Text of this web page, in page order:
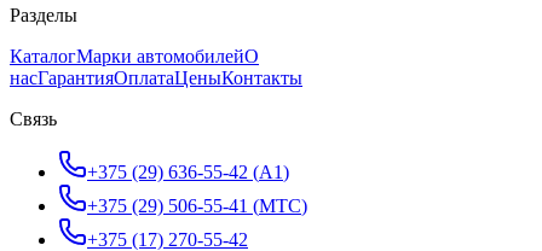
Разделы
КаталогМарки автомобилейО
насГарантияОплатаЦеныКонтакты
Связь
+375 (29) 636-55-42 (A1)
+375 (29) 506-55-41 (МТС)
+375 (17) 270-55-42